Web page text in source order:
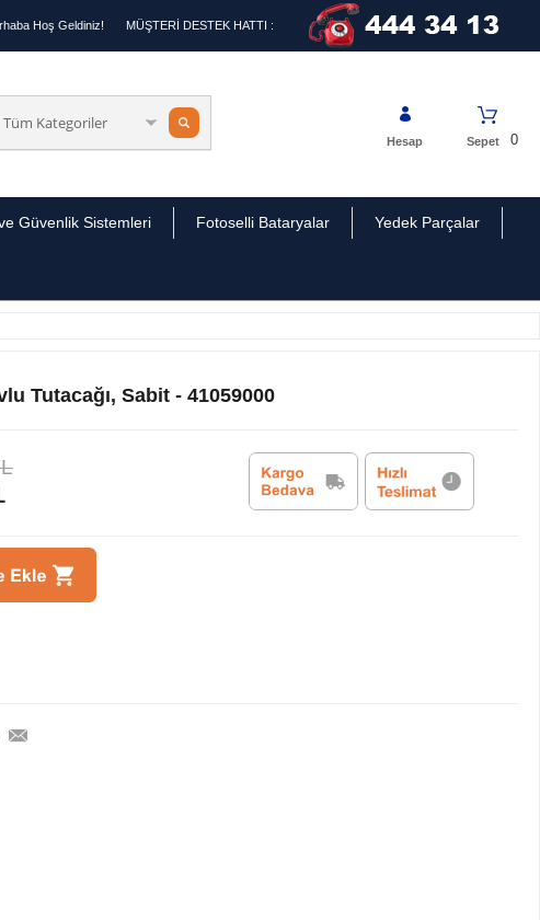
Hoş Geldiniz! MÜŞTERİ DESTEK HATTI :
0
Sepet
Hesap
Güvenlik Sistemleri Fotoselli Bataryalar Yedek Parçalar
Tutacağı, Sabit - 41059000